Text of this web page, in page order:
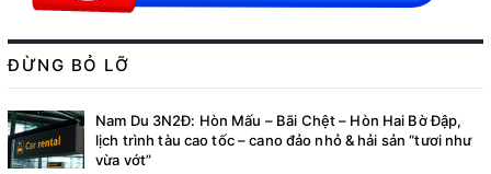
ĐỪNG BỎ LỠ
Nam Du 3N2Đ: Hòn Mấu – Bãi Chệt – Hòn Hai Bờ Đập,
lịch trình tàu cao tốc – cano đảo nhỏ & hải sản “tươi như
vừa vớt”